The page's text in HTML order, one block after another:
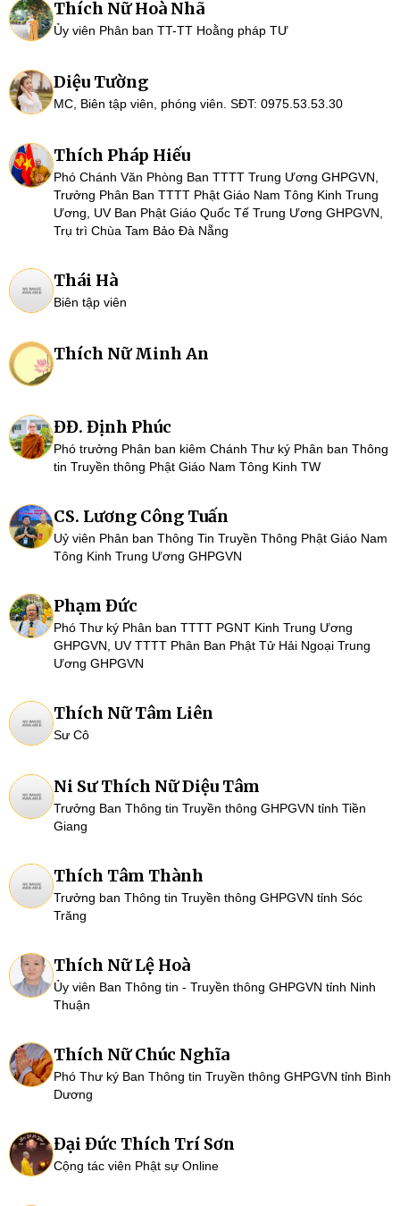
Thích Nữ Hoà Nhã
Ủy viên Phân ban TT-TT Hoằng pháp TƯ
Diệu Tường
MC, Biên tập viên, phóng viên. SĐT: 0975.53.53.30
Thích Pháp Hiếu
Phó Chánh Văn Phòng Ban TTTT Trung Ương GHPGVN,
Trưởng Phân Ban TTTT Phật Giáo Nam Tông Kinh Trung
Ương, UV Ban Phật Giáo Quốc Tế Trung Ương GHPGVN,
Trụ trì Chùa Tam Bảo Đà Nẵng
Thái Hà
Biên tập viên
Thích Nữ Minh An
ĐĐ. Định Phúc
Phó trưởng Phân ban kiêm Chánh Thư ký Phân ban Thông
tin Truyền thông Phật Giáo Nam Tông Kinh TW
CS. Lương Công Tuấn
Uỷ viên Phân ban Thông Tin Truyền Thông Phật Giáo Nam
Tông Kinh Trung Ương GHPGVN
Phạm Đức
Phó Thư ký Phân ban TTTT PGNT Kinh Trung Ương
GHPGVN, UV TTTT Phân Ban Phật Tử Hải Ngoại Trung
Ương GHPGVN
Thích Nữ Tâm Liên
Sư Cô
Ni Sư Thích Nữ Diệu Tâm
Trưởng Ban Thông tin Truyền thông GHPGVN tỉnh Tiền
Giang
Thích Tâm Thành
Trưởng ban Thông tin Truyền thông GHPGVN tỉnh Sóc
Trăng
Thích Nữ Lệ Hoà
Ủy viên Ban Thông tin - Truyền thông GHPGVN tỉnh Ninh
Thuận
Thích Nữ Chúc Nghĩa
Phó Thư ký Ban Thông tin Truyền thông GHPGVN tỉnh Bình
Dương
Đại Đức Thích Trí Sơn
Cộng tác viên Phật sự Online